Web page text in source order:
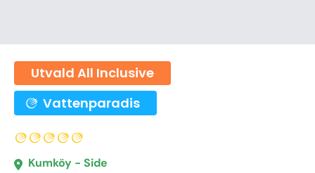
Utvald All Inclusive
Vattenparadis
Kumköy - Side